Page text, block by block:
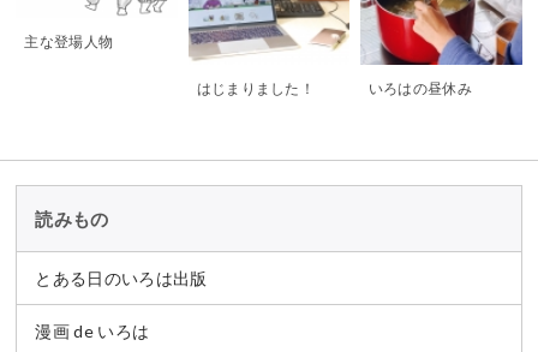
主な登場人物
はじまりました！ いろはの昼休み
読みもの
とある日のいろは出版
漫画 de いろは